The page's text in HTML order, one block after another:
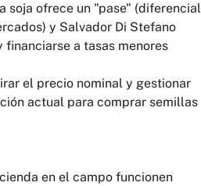
soja ofrece un "pase" (diferencial
y Salvador Di Stefano
a tasas menores
el precio nominal y gestionar
actual para comprar semillas
en el campo funcionen